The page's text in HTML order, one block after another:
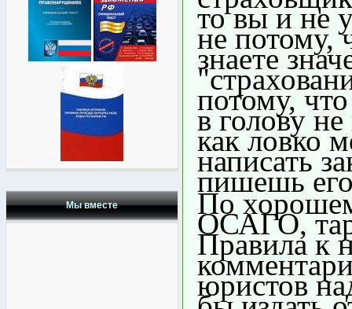
Мы вместе
то вы и не
не потому,
знаете
потому,
в голову
как ловко
написать
пишешь
По
ОСАГО,
Правила к
юристов